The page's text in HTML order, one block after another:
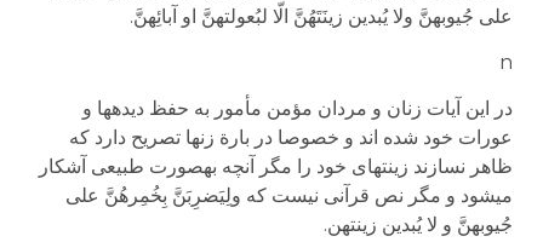
علی جُیوبهنَّ ولا یُبدین زینَتَهُنَّ الّا لبُعولتهنَّ او آبائِهنَّ.
n
در این آیات زنان و مردان مؤمن مأمور به حفظ دیده­ها و
عورات خود شده اند و خصوصا در بارة زنها تصریح دارد که
ظاهر نسازند زینتهای خود را مگر آنچه به­صورت طبیعی آشکار
می­شود و مگر نص قرآنی نیست که ولِیَضرِبَنَّ بِخُمِرهُنَّ علی
جُیوبهنَّ و لا یُبدین زینتهن.